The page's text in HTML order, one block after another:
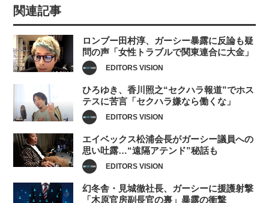
関連記事
ロンブー田村淳、ガーシー暴露に反論も疑
問の声「女性トラブルで関東連合に大金」
EDITORS VISION
ひろゆき、香川照之“セクハラ報道”でホス
テスに苦言「セクハラ嫌なら働くな」
EDITORS VISION
エイベックス松浦会長がガーシー議員への
思い吐露…“遠隔アテンド”秘話も
EDITORS VISION
幻冬舎・見城徹社長、ガーシーに援護射撃
「木原官房副長官の裏」暴露の衝撃